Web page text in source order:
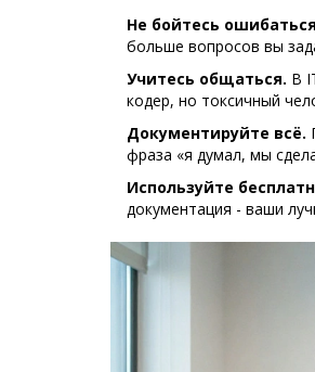
Не бойтесь
больше вопросов вы
Учитесь общаться. В
кодер, но токсичный
Документируйте всё.
фраза «я думал, мы
Используйте
документация - ваши